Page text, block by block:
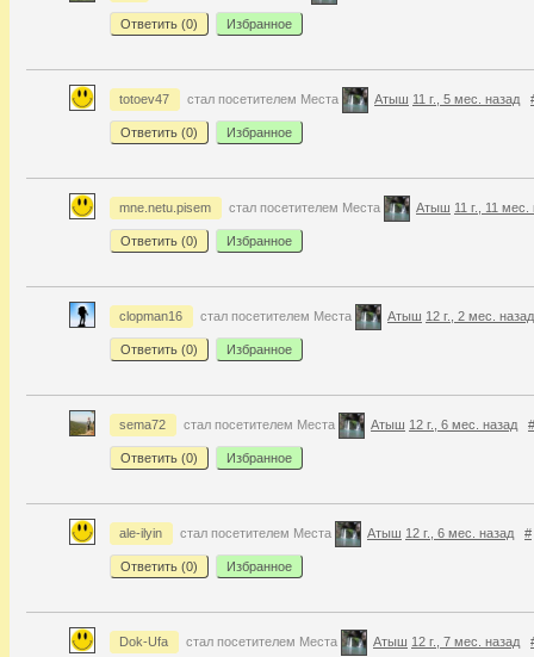
Ответить (0) Избранное
totoev47 стал посетителем Места Атыш 11 г., 5 мес. назад
Ответить (0) Избранное
mne.netu.pisem стал посетителем Места Атыш 11 г., 11 мес.
Ответить (0) Избранное
clopman16 стал посетителем Места Атыш 12 г., 2 мес. назад
Ответить (0) Избранное
sema72 стал посетителем Места Атыш 12 г., 6 мес. назад #
Ответить (0) Избранное
ale-ilyin стал посетителем Места Атыш 12 г., 6 мес. назад #
Ответить (0) Избранное
Dok-Ufa стал посетителем Места Атыш 12 г., 7 мес. назад